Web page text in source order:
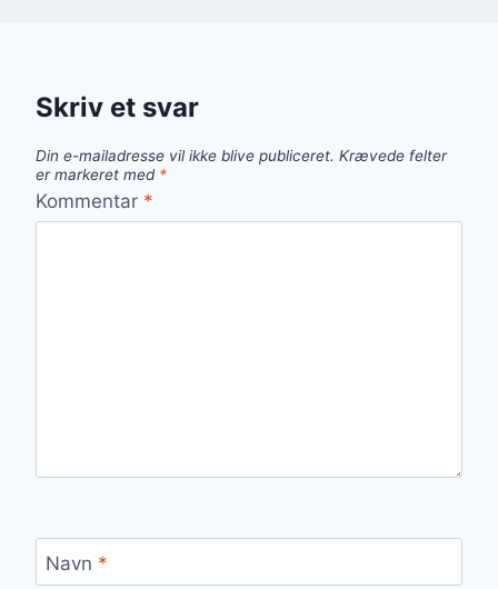
Skriv et svar
Din e-mailadresse vil ikke blive publiceret. Krævede felter
er markeret med *
Kommentar *
Navn *